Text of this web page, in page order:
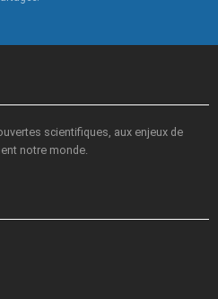
scientifiques, aux enjeux de
notre monde.